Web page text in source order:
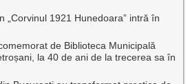
„Corvinul 1921 Hunedoara” intră în
de Biblioteca Municipală
la 40 de ani de la trecerea sa în